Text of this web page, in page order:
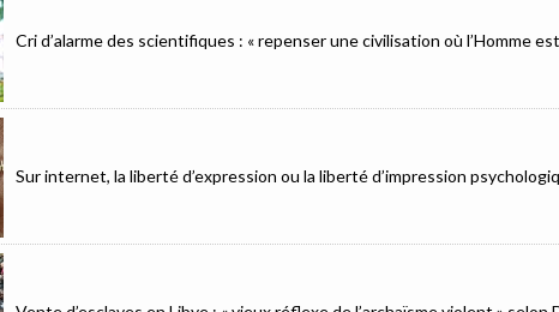
Cri d’alarme des scientifiques : « repenser une civilisation où l’Homme
Sur internet, la liberté d’expression ou la liberté d’impression